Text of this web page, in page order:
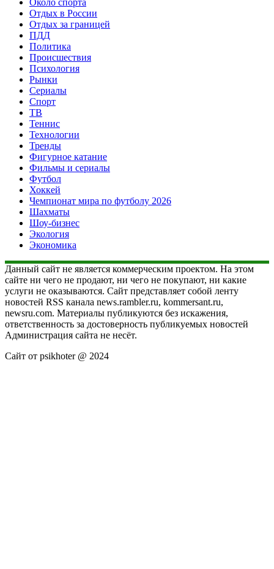
Отдых в России
Отдых за границей
ПДД
Политика
Происшествия
Психология
Рынки
Сериалы
Спорт
ТВ
Теннис
Технологии
Тренды
Фигурное катание
Фильмы и сериалы
Футбол
Хоккей
Чемпионат мира по футболу 2026
Шахматы
Шоу-бизнес
Экология
Экономика
Данный сайт не является коммерческим проектом. На этом
сайте ни чего не продают, ни чего не покупают, ни какие
услуги не оказываются. Сайт представляет собой ленту
новостей RSS канала news.rambler.ru, kommersant.ru,
newsru.com. Материалы публикуются без искажения,
ответственность за достоверность публикуемых новостей
Администрация сайта не несёт.
Сайт от psikhoter @ 2024